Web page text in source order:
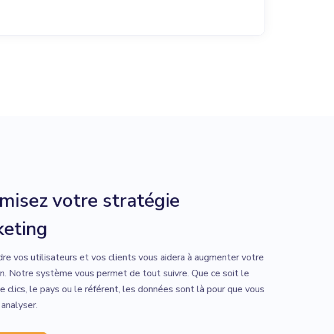
votre stratégie
vos utilisateurs et vos clients vous aidera à augmenter votre
Notre système vous permet de tout suivre. Que ce soit le
clics, le pays ou le référent, les données sont là pour que vous